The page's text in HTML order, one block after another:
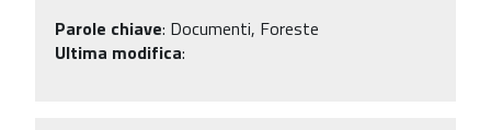
Parole chiave: Documenti, Foreste
Ultima modifica: